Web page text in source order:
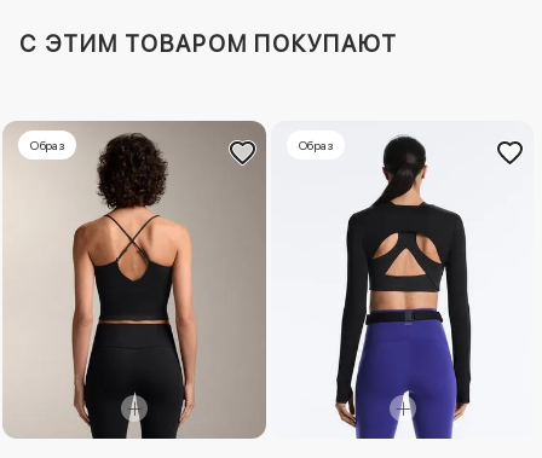
C ЭТИМ ТОВАРОМ ПОКУПАЮТ
Образ Образ